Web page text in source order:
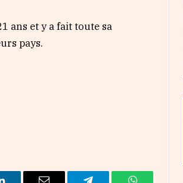
ans et y a fait toute sa
pays.